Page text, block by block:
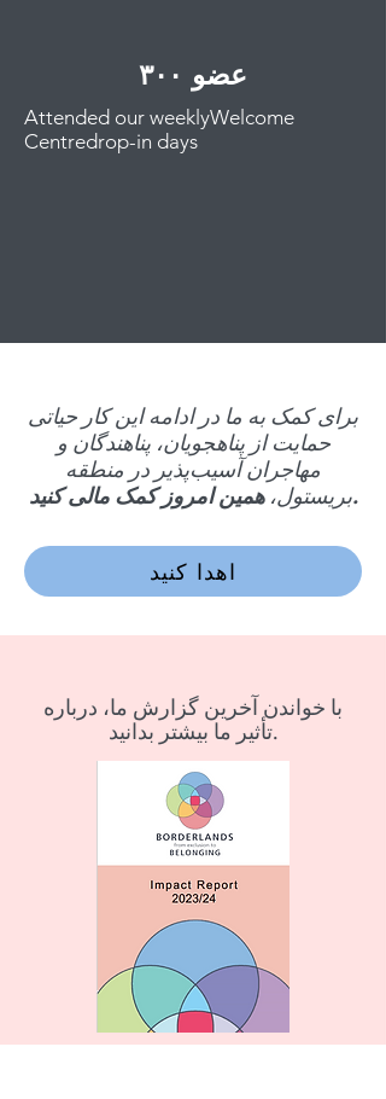
۳۰۰ عضو
Attended our weeklyWelcome
Centredrop-in days
برای کمک به ما در ادامه این کار حیاتی
حمایت از پناهجویان، پناهندگان و
مهاجران آسیب‌پذیر در منطقه
بریستول،همین امروز کمک مالی کنید.
اهدا کنید
با خواندن آخرین گزارش ما، درباره
تأثیر ما بیشتر بدانید.